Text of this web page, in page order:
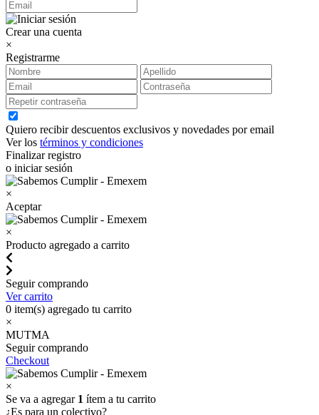
Crear una cuenta
×
Registrarme
Quiero recibir descuentos exclusivos y novedades por email
Ver los términos y condiciones
Finalizar registro
o iniciar sesión
×
Aceptar
×
Producto agregado a carrito
Seguir comprando
Ver carrito
0 item(s) agregado tu carrito
×
MUTMA
Seguir comprando
Checkout
×
Se va a agregar 1 ítem a tu carrito
¿Es para un colectivo?